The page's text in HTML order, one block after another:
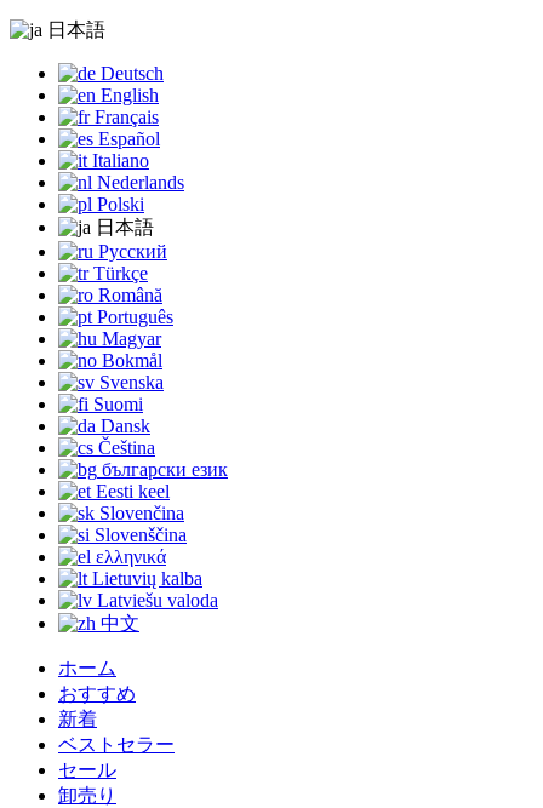
日本語
Deutsch
English
Français
Español
Italiano
Nederlands
Polski
日本語
Русский
Türkçe
Română
Português
Magyar
Bokmål
Svenska
Suomi
Dansk
Čeština
български език
Eesti keel
Slovenčina
Slovenščina
ελληνικά
Lietuvių kalba
Latviešu valoda
中文
ホーム
おすすめ
新着
ベストセラー
セール
卸売り